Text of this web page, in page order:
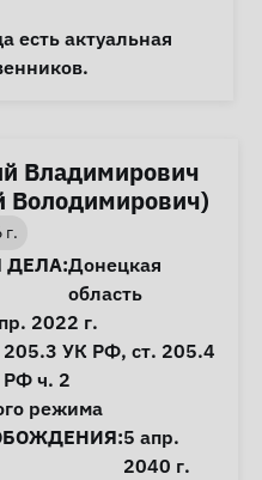
есть актуальная
Владимирович
Володимирович)
ДЕЛА:Донецкая
область
2022 г.
205.3 УК РФ, ст. 205.4
ч. 2
режима
5 апр.
2040 г.